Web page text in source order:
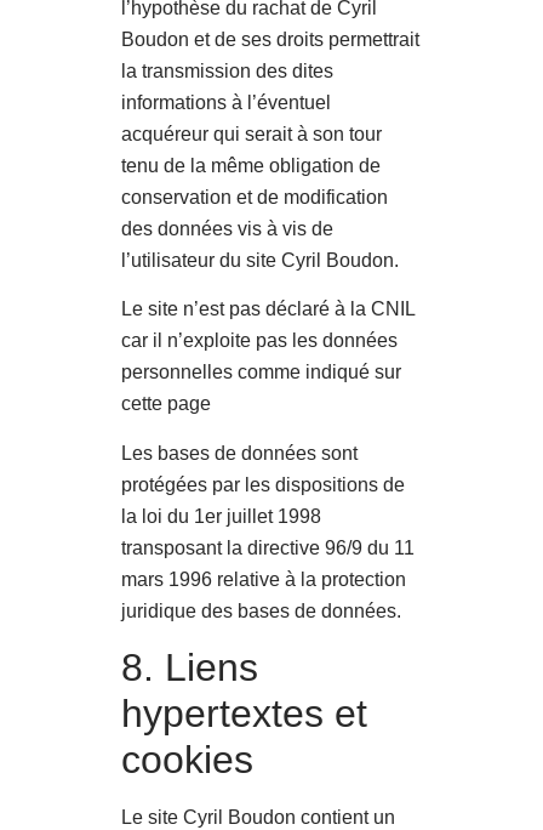
l’hypothèse du rachat de Cyril
Boudon et de ses droits permettrait
la transmission des dites
informations à l’éventuel
acquéreur qui serait à son tour
tenu de la même obligation de
conservation et de modification
des données vis à vis de
l’utilisateur du site Cyril Boudon.
Le site n’est pas déclaré à la CNIL
car il n’exploite pas les données
personnelles comme indiqué sur
cette page
Les bases de données sont
protégées par les dispositions de
la loi du 1er juillet 1998
transposant la directive 96/9 du 11
mars 1996 relative à la protection
juridique des bases de données.
8. Liens
hypertextes et
cookies
Le site Cyril Boudon contient un